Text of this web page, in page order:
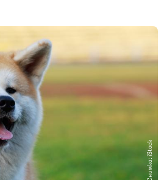
Снимка: iStock